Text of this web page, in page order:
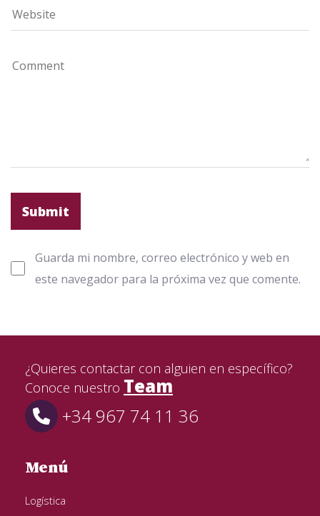
Guarda mi nombre, correo electrónico y web en
este navegador para la próxima vez que comente.
¿Quieres contactar con alguien en específico?
Conoce nuestro Team
+34 967 74 11 36
Menú
Logística